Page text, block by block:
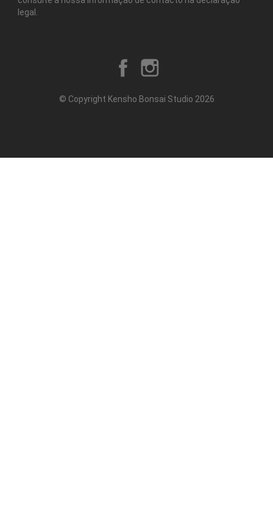
legal.
Facebook
© Copyright Kensho Bonsai Studio 2026